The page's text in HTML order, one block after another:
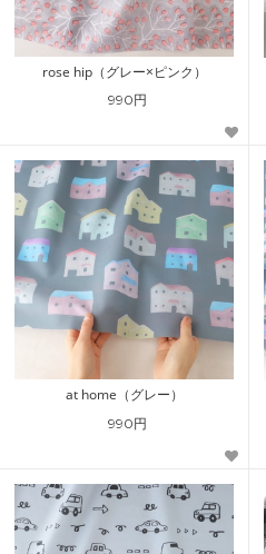
rose hip（グレー×ピンク）
990円
at home（グレー）
990円